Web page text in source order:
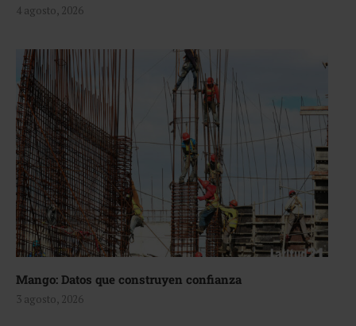
4 agosto, 2026
Mango: Datos que construyen confianza
3 agosto, 2026